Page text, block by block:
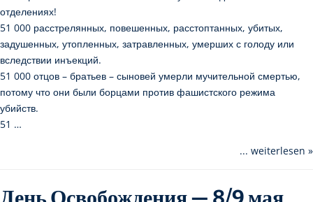
отделениях!
51 000 расстрелянных, повешенных, расстоптанных, убитых,
задушенных, утопленных, затравленных, умерших с голоду или
вследствии инъекций.
51 000 отцов – братьев – сыновей умерли мучительной смертью,
потому что они были борцами против фашистского режима
убийств.
51 …
... weiterlesen »